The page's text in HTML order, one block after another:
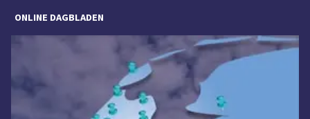
ONLINE DAGBLADEN